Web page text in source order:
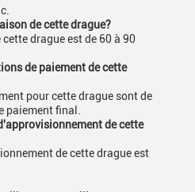
de cette drague?
drague est de 60 à 90
de paiement de cette
pour cette drague sont de
paiement final.
de cette
de cette drague est